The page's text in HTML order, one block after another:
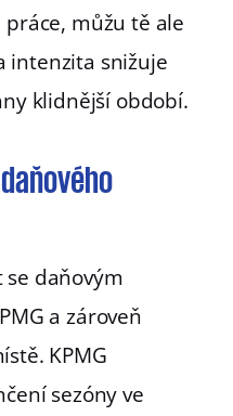
můžu tě ale
intenzita snižuje
klidnější období.
daňovým
a zároveň
KPMG
sezóny ve